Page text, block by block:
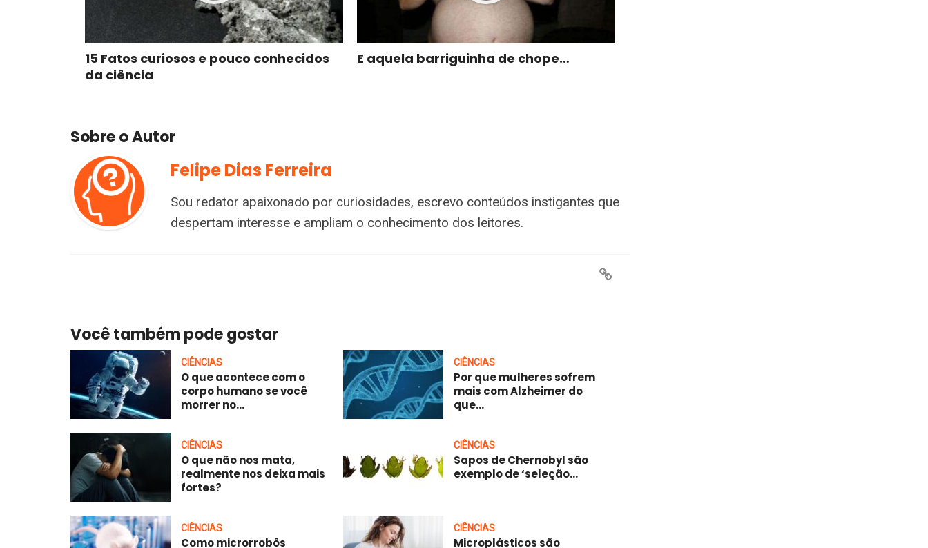
15 Fatos curiosos e pouco conhecidos
da ciência
E aquela barriguinha de chope…
Sobre o Autor
Felipe Dias Ferreira
Sou redator apaixonado por curiosidades, escrevo conteúdos instigantes que
despertam interesse e ampliam o conhecimento dos leitores.
Você também pode gostar
CIÊNCIAS
O que acontece com o
corpo humano se você
morrer no...
CIÊNCIAS
Por que mulheres sofrem
mais com Alzheimer do
que...
CIÊNCIAS
O que não nos mata,
realmente nos deixa mais
fortes?
CIÊNCIAS
Sapos de Chernobyl são
exemplo de ‘seleção...
CIÊNCIAS
Como microrrobôs
CIÊNCIAS
Microplásticos são